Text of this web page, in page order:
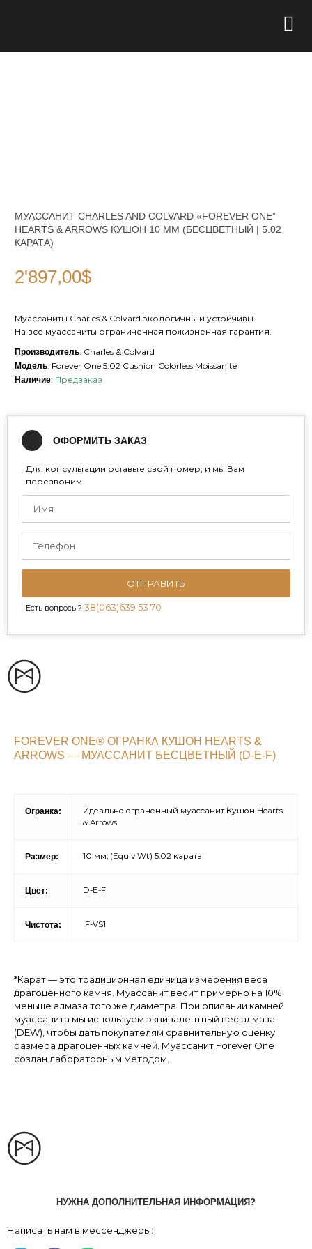
МУАССАНИТ CHARLES AND COLVARD «FOREVER ONE”
HEARTS & ARROWS КУШОН 10 ММ (БЕСЦВЕТНЫЙ | 5.02
КАРАТА)
2'897,00$
Муассаниты Charles & Colvard экологичны и устойчивы.
На все муассаниты ограниченная пожизненная гарантия.
Производитель: Charles & Colvard
Модель: Forever One 5.02 Cushion Colorless Moissanite
Наличие: Предзаказ
ОФОРМИТЬ ЗАКАЗ
Для консультации оставьте свой номер, и мы Вам
перезвоним
ОТПРАВИТЬ
Есть вопросы? 38(063)639 53 70
FOREVER ONE® ОГРАНКА КУШОН HEARTS &
ARROWS — МУАССАНИТ БЕСЦВЕТНЫЙ (D-E-F)
Огранка:
Идеально ограненный муассанит Кушон Hearts
& Arrows
Размер: 10 мм; (Equiv Wt) 5.02 карата
Цвет: D-E-F
Чистота: IF-VS1
*Карат — это традиционная единица измерения веса
драгоценного камня. Муассанит весит примерно на 10%
меньше алмаза того же диаметра. При описании камней
муассанита мы используем эквивалентный вес алмаза
(DEW), чтобы дать покупателям сравнительную оценку
размера драгоценных камней. Муассанит Forever One
создан лабораторным методом.
НУЖНА ДОПОЛНИТЕЛЬНАЯ ИНФОРМАЦИЯ?
Написать нам в мессенджеры: